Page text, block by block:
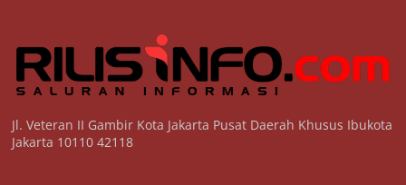
Jl. Veteran II Gambir Kota Jakarta Pusat Daerah Khusus Ibukota
Jakarta 10110 42118